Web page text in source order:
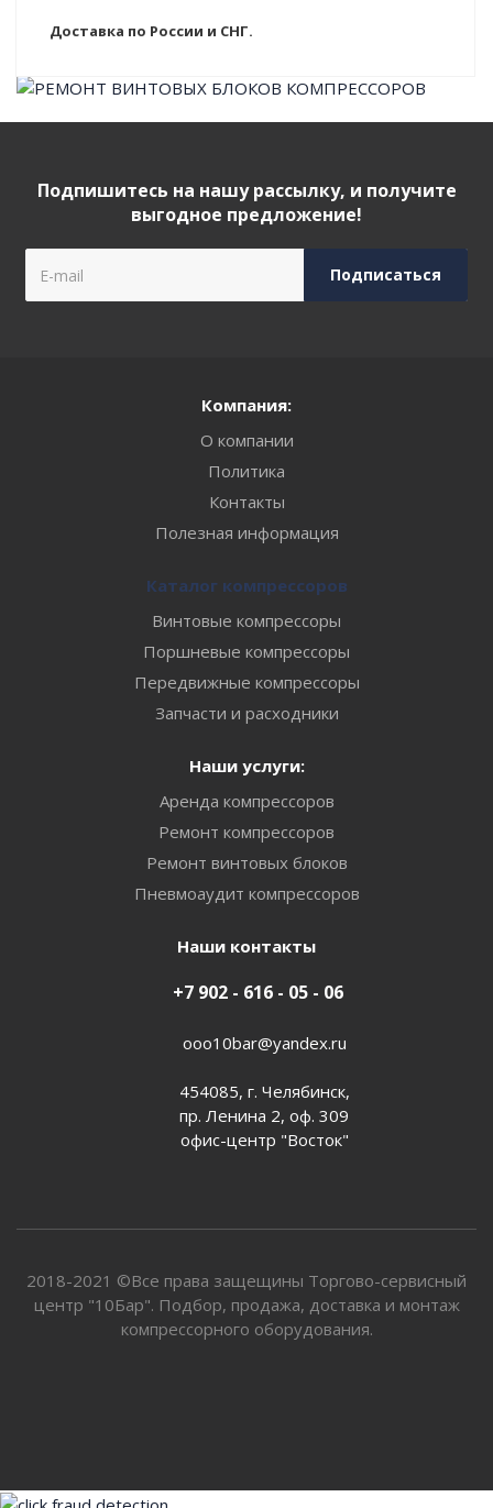
Доставка по России и СНГ.
Подпишитесь на нашу рассылку, и получите
выгодное предложение!
Компания:
О компании
Политика
Контакты
Полезная информация
Каталог компрессоров
Винтовые компрессоры
Поршневые компрессоры
Передвижные компрессоры
Запчасти и расходники
Наши услуги:
Аренда компрессоров
Ремонт компрессоров
Ремонт винтовых блоков
Пневмоаудит компрессоров
Наши контакты
+7 902 - 616 - 05 - 06
ooo10bar@yandex.ru
454085, г. Челябинск,
пр. Ленина 2, оф. 309
офис-центр "Восток"
2018-2021 ©Все права защещины Торгово-сервисный
центр "10Бар". Подбор, продажа, доставка и монтаж
компрессорного оборудования.